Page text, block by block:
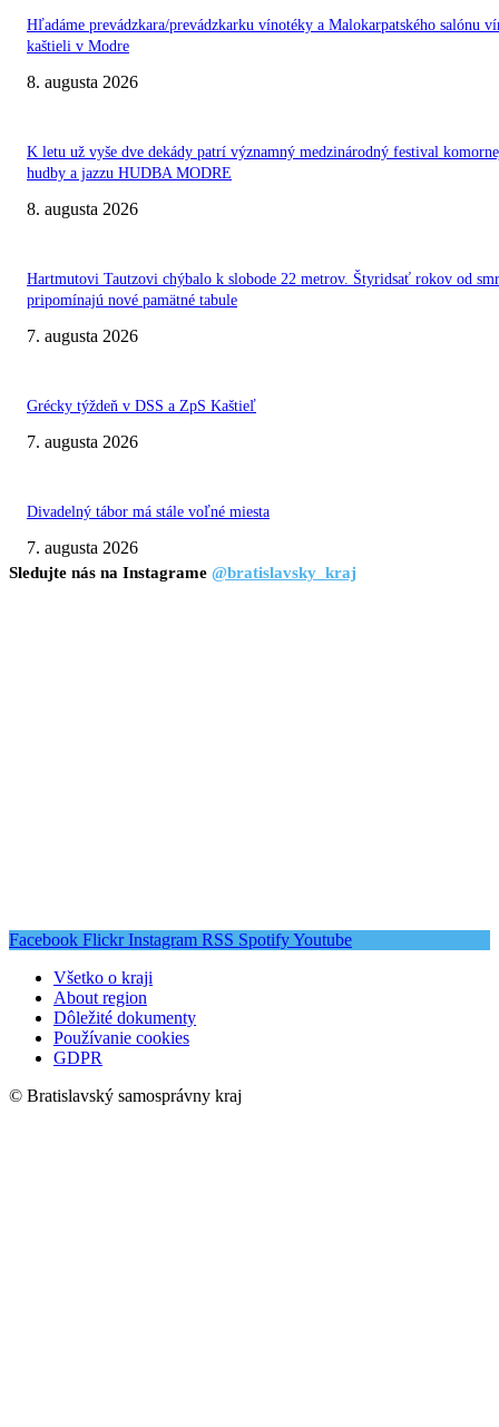
Hľadáme prevádzkara/prevádzkarku vínotéky a Malokarpatského salónu
kaštieli v Modre
8. augusta 2026
K letu už vyše dve dekády patrí významný medzinárodný festival
hudby a jazzu HUDBA MODRE
8. augusta 2026
Hartmutovi Tautzovi chýbalo k slobode 22 metrov. Štyridsať rokov od
pripomínajú nové pamätné tabule
7. augusta 2026
Grécky týždeň v DSS a ZpS Kaštieľ
7. augusta 2026
Divadelný tábor má stále voľné miesta
7. augusta 2026
Sledujte nás na Instagrame @bratislavsky_kraj
Facebook Flickr Instagram RSS SpotifyYoutube
Všetko o kraji
About region
Dôležité dokumenty
Používanie cookies
GDPR
© Bratislavský samosprávny kraj